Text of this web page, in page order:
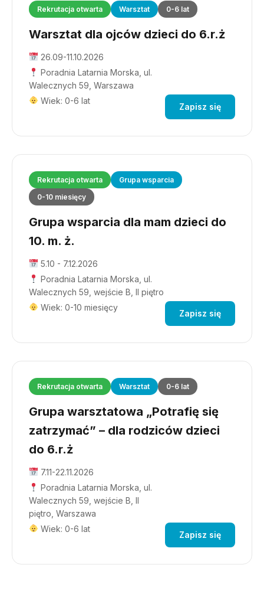
Rekrutacja otwarta Warsztat 0-6 lat
Warsztat dla ojców dzieci do 6.r.ż
26.09-11.10.2026
Poradnia Latarnia Morska, ul.
Walecznych 59, Warszawa
Wiek: 0-6 lat
Zapisz się
Rekrutacja otwarta
Grupa wsparcia
0-10 miesięcy
Grupa wsparcia dla mam dzieci do
10. m. ż.
5.10 - 7.12.2026
Poradnia Latarnia Morska, ul.
Walecznych 59, wejście B, II piętro
Wiek: 0-10 miesięcy
Zapisz się
Rekrutacja otwarta Warsztat 0-6 lat
Grupa warsztatowa „Potrafię się
zatrzymać” – dla rodziców dzieci
do 6.r.ż
7.11-22.11.2026
Poradnia Latarnia Morska, ul.
Walecznych 59, wejście B, II
piętro, Warszawa
Wiek: 0-6 lat
Zapisz się